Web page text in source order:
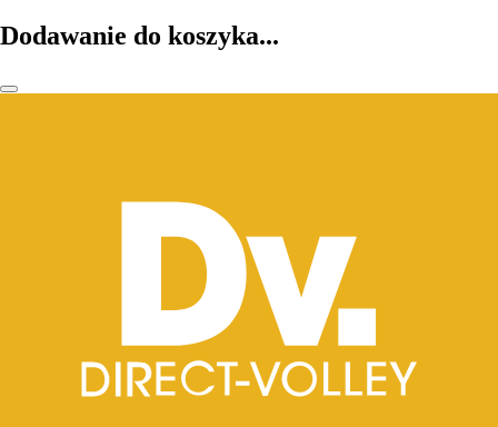
Dodawanie do koszyka...